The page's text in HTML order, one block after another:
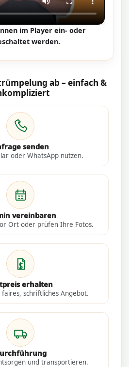
im Player ein- oder
werden.
ab – einfach &
senden
oder WhatsApp nutzen.
vereinbaren
Ort oder prüfen Ihre Fotos.
erhalten
schriftliches Angebot.
und transportieren.